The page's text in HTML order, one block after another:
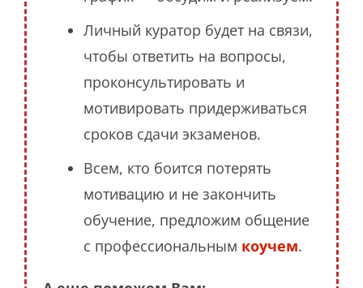
Личный куратор будет на связи,
чтобы ответить на вопросы,
проконсультировать и
мотивировать придерживаться
сроков сдачи экзаменов.
Всем, кто боится потерять
мотивацию и не закончить
обучение, предложим общение
с профессиональным коучем.